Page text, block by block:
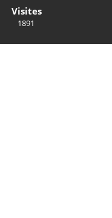
Visites
1891